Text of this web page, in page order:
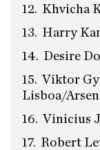
Khvicha
Harry
Desire
Viktor
Lisboa/
Vinicius
Robert